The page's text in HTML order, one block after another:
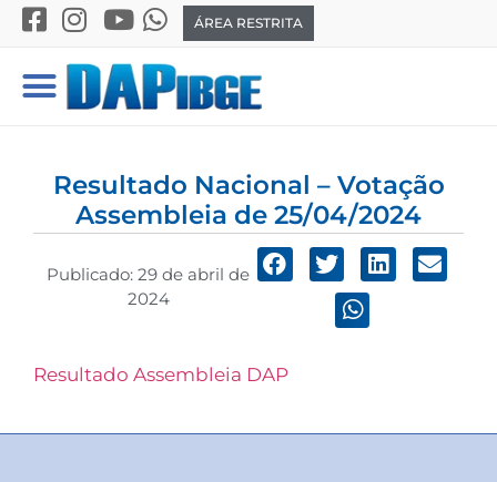
ÁREA RESTRITA
Resultado Nacional – Votação
Assembleia de 25/04/2024
Publicado:29 de abril de
2024
Resultado Assembleia DAP